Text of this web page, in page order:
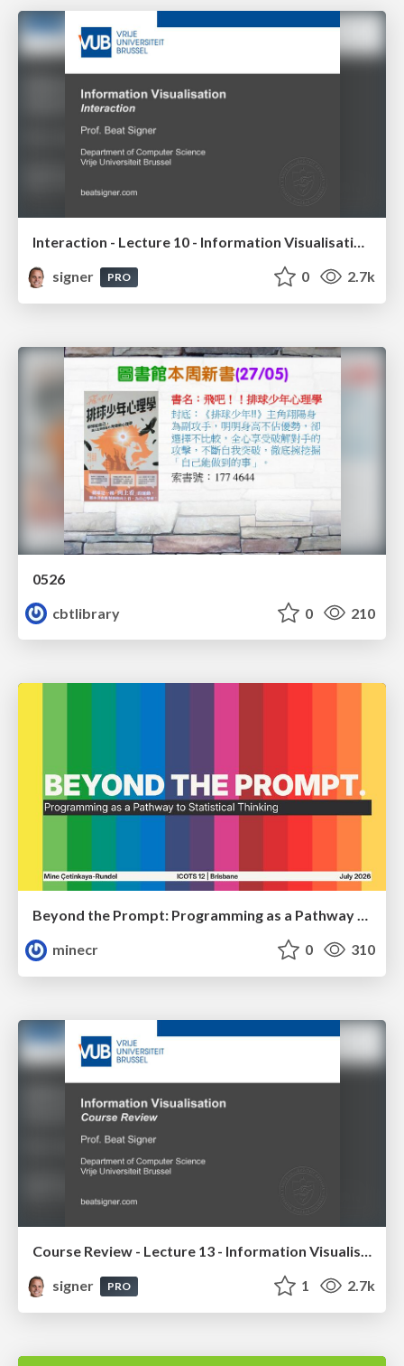
Interaction - Lecture 10 - Information Visualisation (4019538FNR)
signer
PRO 0 2.7k
0526
cbtlibrary
0 210
Beyond the Prompt: Programming as a Pathway to Statistical Thinking
minecr
0 310
Course Review - Lecture 13 - Information Visualisation (4019538FNR)
signer
PRO 1 2.7k